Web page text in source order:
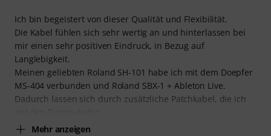
Ich bin begeistert von dieser Qualität und Flexibilität.
Die Kabel fühlen sich sehr wertig an und hinterlassen bei
mir einen sehr positiven Eindruck, in Bezug auf
Langlebigkeit.
Meinen geliebten Roland SH-101 habe ich mit dem Doepfer
MS-404 verbunden und Roland SBX-1 + Ableton Live.
Dadurch lassen sich durch zusätzliche Patchkabel, die ich
Mehr anzeigen